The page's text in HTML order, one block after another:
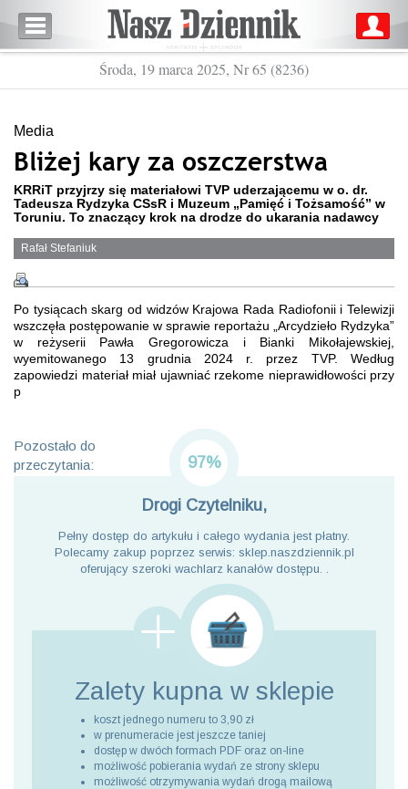
Środa, 19 marca 2025, Nr 65 (8236)
Media
Bliżej kary za oszczerstwa
KRRiT przyjrzy się materiałowi TVP uderzającemu w o. dr.
Tadeusza Rydzyka CSsR i Muzeum „Pamięć i Tożsamość” w
Toruniu. To znaczący krok na drodze do ukarania nadawcy
Rafał Stefaniuk
Po tysiącach skarg od widzów Krajowa Rada Radiofonii i Telewizji
wszczęła postępowanie w sprawie reportażu „Arcydzieło Rydzyka”
w reżyserii Pawła Gregorowicza i Bianki Mikołajewskiej,
wyemitowanego 13 grudnia 2024 r. przez TVP. Według
zapowiedzi materiał miał ujawniać rzekome nieprawidłowości przy
p
Pozostało do
przeczytania:
97%
Drogi Czytelniku,
Pełny dostęp do artykułu i całego wydania jest płatny.
Polecamy zakup poprzez serwis: sklep.naszdziennik.pl
oferujący szeroki wachlarz kanałów dostępu. .
Zalety kupna w sklepie
koszt jednego numeru to 3,90 zł
w prenumeracie jest jeszcze taniej
dostęp w dwóch formach PDF oraz on-line
możliwość pobierania wydań ze strony sklepu
możliwość otrzymywania wydań drogą mailową